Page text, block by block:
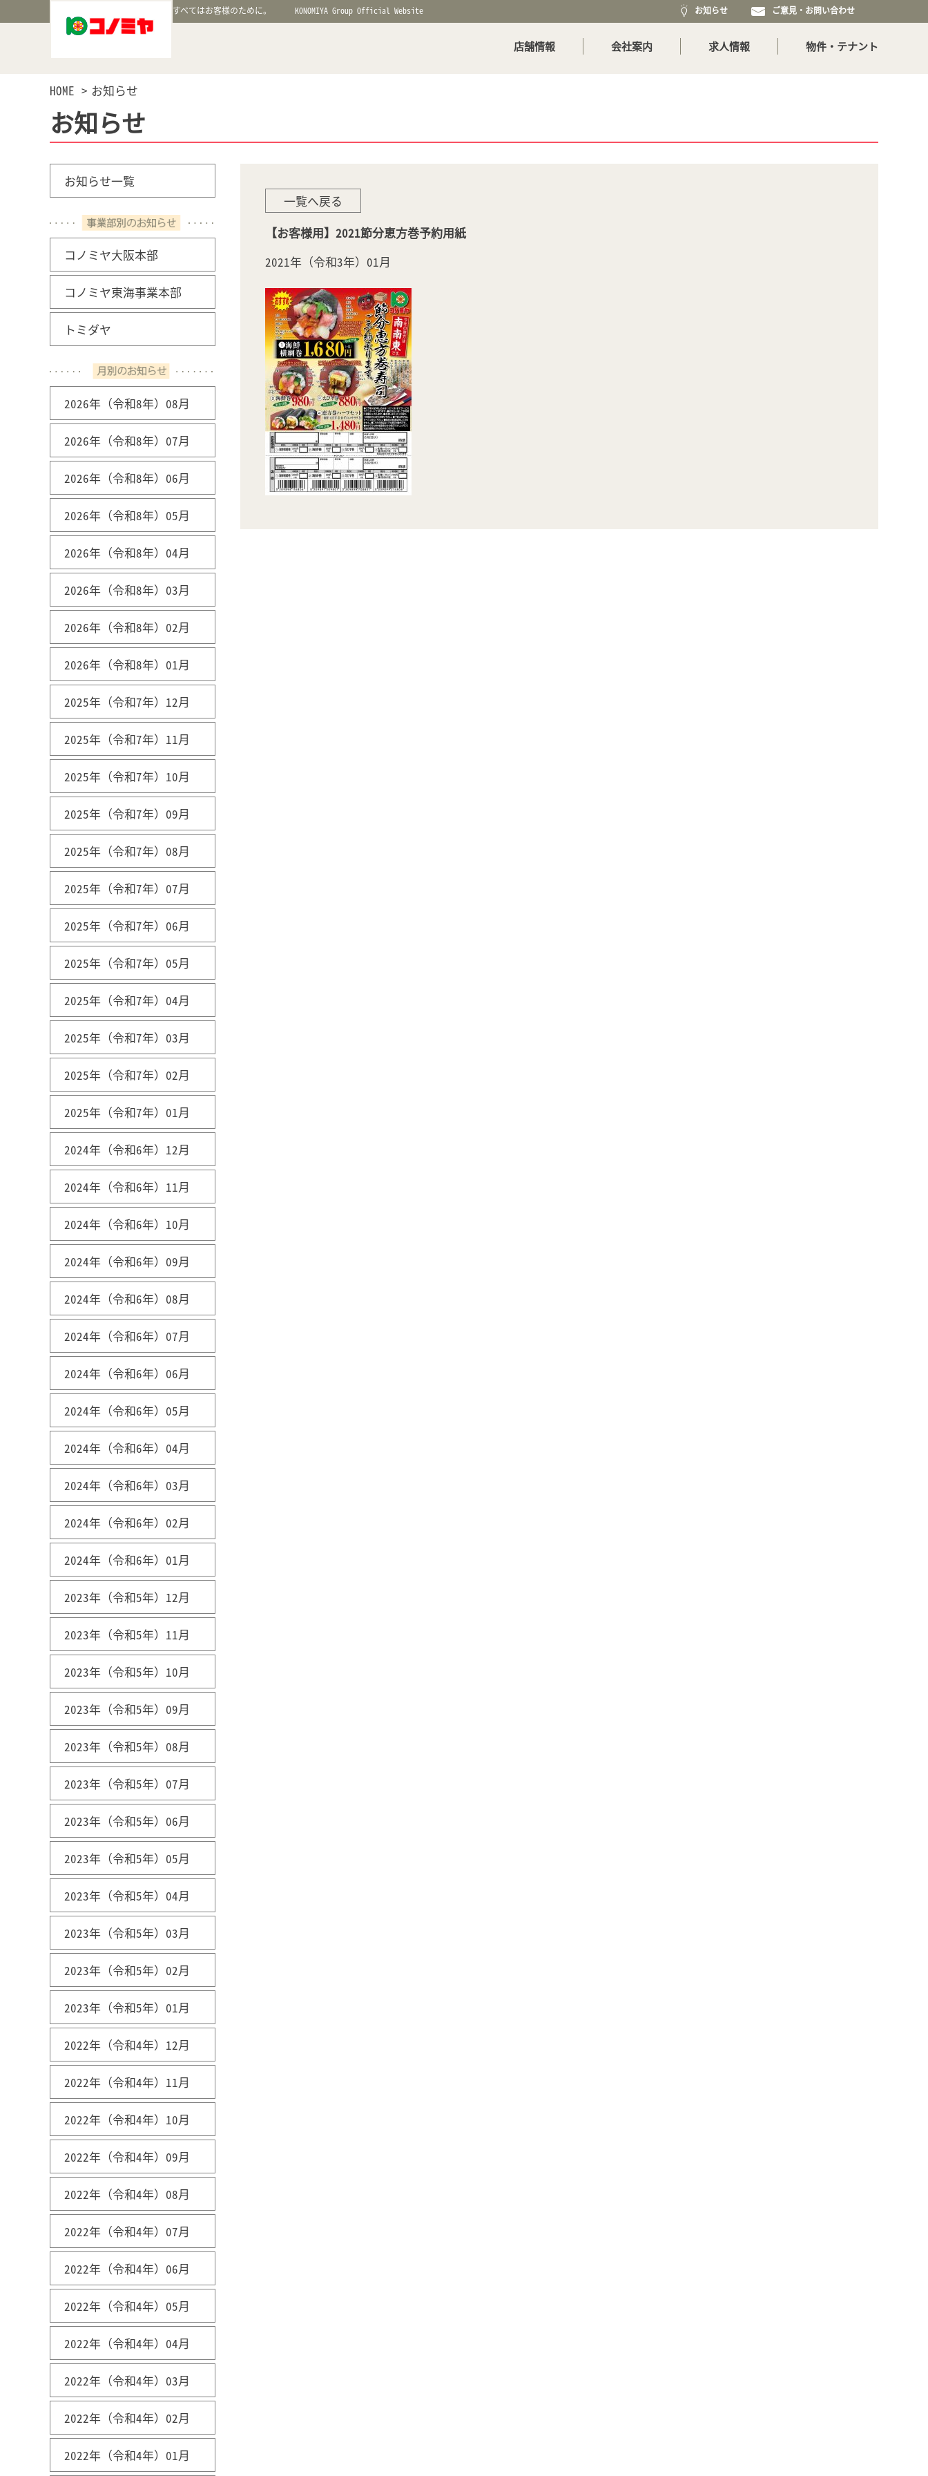
すべてはお客様のために。 KONOMIYA Group Official Website お知らせ ご意見・お問い合わせ
店舗情報 会社案内 求人情報 物件・テナント
HOME お知らせ
お知らせ
お知らせ一覧
コノミヤ大阪本部
コノミヤ東海事業本部
トミダヤ
2026年（令和8年）08月
2026年（令和8年）07月
2026年（令和8年）06月
2026年（令和8年）05月
2026年（令和8年）04月
2026年（令和8年）03月
2026年（令和8年）02月
2026年（令和8年）01月
2025年（令和7年）12月
2025年（令和7年）11月
2025年（令和7年）10月
2025年（令和7年）09月
2025年（令和7年）08月
2025年（令和7年）07月
2025年（令和7年）06月
2025年（令和7年）05月
2025年（令和7年）04月
2025年（令和7年）03月
2025年（令和7年）02月
2025年（令和7年）01月
2024年（令和6年）12月
2024年（令和6年）11月
2024年（令和6年）10月
2024年（令和6年）09月
2024年（令和6年）08月
2024年（令和6年）07月
2024年（令和6年）06月
2024年（令和6年）05月
2024年（令和6年）04月
2024年（令和6年）03月
2024年（令和6年）02月
2024年（令和6年）01月
2023年（令和5年）12月
2023年（令和5年）11月
2023年（令和5年）10月
2023年（令和5年）09月
2023年（令和5年）08月
2023年（令和5年）07月
2023年（令和5年）06月
2023年（令和5年）05月
2023年（令和5年）04月
2023年（令和5年）03月
2023年（令和5年）02月
2023年（令和5年）01月
2022年（令和4年）12月
2022年（令和4年）11月
2022年（令和4年）10月
2022年（令和4年）09月
2022年（令和4年）08月
2022年（令和4年）07月
2022年（令和4年）06月
2022年（令和4年）05月
2022年（令和4年）04月
2022年（令和4年）03月
2022年（令和4年）02月
2022年（令和4年）01月
一覧へ戻る
【お客様用】2021節分恵方巻予約用紙
2021年（令和3年）01月